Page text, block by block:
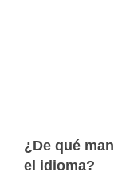
¿De qué
el idioma?